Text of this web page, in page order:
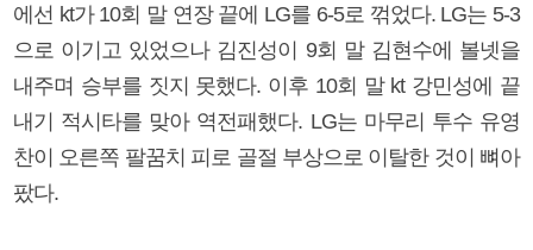
에선 kt가 10회 말 연장 끝에 LG를 6-5로 꺾었다. LG는 5-3
으로 이기고 있었으나 김진성이 9회 말 김현수에 볼넷을
내주며 승부를 짓지 못했다. 이후 10회 말 kt 강민성에 끝
내기 적시타를 맞아 역전패했다. LG는 마무리 투수 유영
찬이 오른쪽 팔꿈치 피로 골절 부상으로 이탈한 것이 뼈아
팠다.